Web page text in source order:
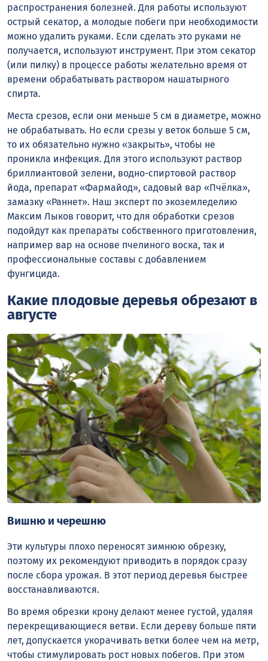
распространения болезней. Для работы используют
острый секатор, а молодые побеги при необходимости
можно удалить руками. Если сделать это руками не
получается, используют инструмент. При этом секатор
(или пилку) в процессе работы желательно время от
времени обрабатывать раствором нашатырного
спирта.
Места срезов, если они меньше 5 см в диаметре, можно
не обрабатывать. Но если срезы у веток больше 5 см,
то их обязательно нужно «закрыть», чтобы не
проникла инфекция. Для этого используют раствор
бриллиантовой зелени, водно-спиртовой раствор
йода, препарат «Фармайод», садовый вар «Пчёлка»,
замазку «Раннет». Наш эксперт по экоземледелию
Максим Лыков говорит, что для обработки срезов
подойдут как препараты собственного приготовления,
например вар на основе пчелиного воска, так и
профессиональные составы с добавлением
фунгицида.
Какие плодовые деревья обрезают в
августе
Вишню и черешню
Эти культуры плохо переносят зимнюю обрезку,
поэтому их рекомендуют приводить в порядок сразу
после сбора урожая. В этот период деревья быстрее
восстанавливаются.
Во время обрезки крону делают менее густой, удаляя
перекрещивающиеся ветви. Если дереву больше пяти
лет, допускается укорачивать ветки более чем на метр,
чтобы стимулировать рост новых побегов. При этом